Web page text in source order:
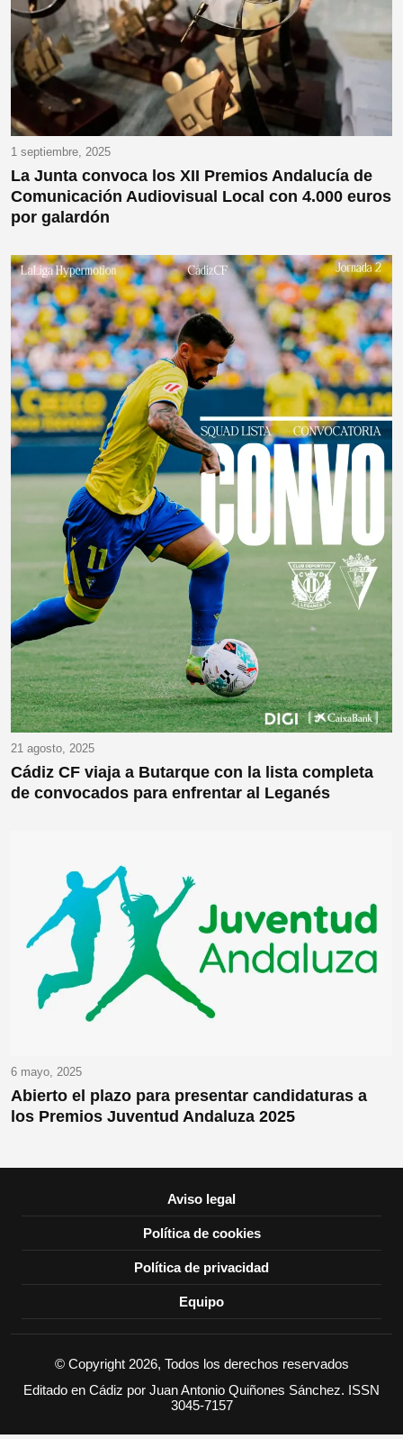
1 septiembre, 2025
La Junta convoca los XII Premios Andalucía de
Comunicación Audiovisual Local con 4.000 euros
por galardón
21 agosto, 2025
Cádiz CF viaja a Butarque con la lista completa
de convocados para enfrentar al Leganés
6 mayo, 2025
Abierto el plazo para presentar candidaturas a
los Premios Juventud Andaluza 2025
Aviso legal
Política de cookies
Política de privacidad
Equipo
© Copyright 2026, Todos los derechos reservados
Editado en Cádiz por Juan Antonio Quiñones Sánchez. ISSN
3045-7157